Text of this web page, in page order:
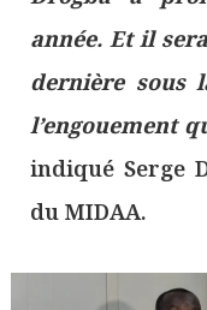
année. Et il
dernière sous
l’engouement
indiqué Serge
du MIDAA.